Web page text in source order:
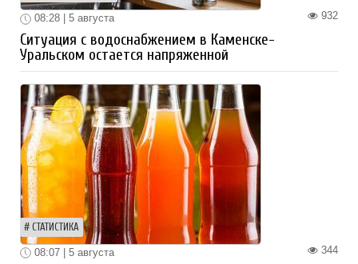
932
08:28 | 5 августа
Ситуация с водоснабжением в Каменске-
Уральском остается напряженной
СТАТИСТИКА
344
08:07 | 5 августа